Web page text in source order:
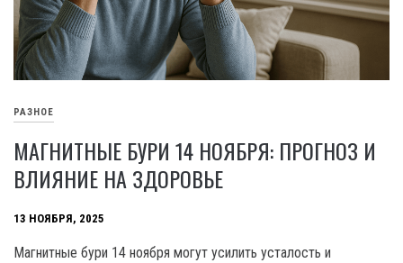
РАЗНОЕ
МАГНИТНЫЕ БУРИ 14 НОЯБРЯ: ПРОГНОЗ И
ВЛИЯНИЕ НА ЗДОРОВЬЕ
13 НОЯБРЯ, 2025
Магнитные бури 14 ноября могут усилить усталость и